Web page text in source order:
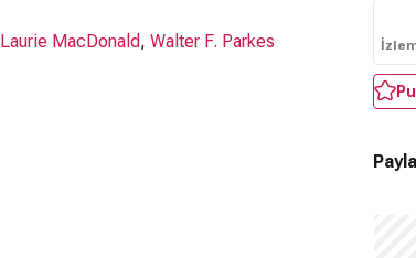
Laurie MacDonald, Walter F. Parkes